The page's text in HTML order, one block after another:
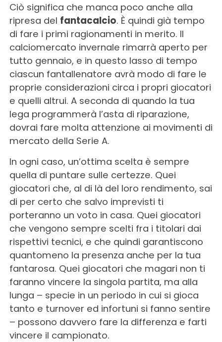
Ciò significa che manca poco anche alla
ripresa del fantacalcio. È quindi già tempo
di fare i primi ragionamenti in merito. Il
calciomercato invernale rimarrà aperto per
tutto gennaio, e in questo lasso di tempo
ciascun fantallenatore avrà modo di fare le
proprie considerazioni circa i propri giocatori
e quelli altrui. A seconda di quando la tua
lega programmerà l’asta di riparazione,
dovrai fare molta attenzione ai movimenti di
mercato della Serie A.
In ogni caso, un’ottima scelta è sempre
quella di puntare sulle certezze. Quei
giocatori che, al di là del loro rendimento, sai
di per certo che salvo imprevisti ti
porteranno un voto in casa. Quei giocatori
che vengono sempre scelti fra i titolari dai
rispettivi tecnici, e che quindi garantiscono
quantomeno la presenza anche per la tua
fantarosa. Quei giocatori che magari non ti
faranno vincere la singola partita, ma alla
lunga – specie in un periodo in cui si gioca
tanto e turnover ed infortuni si fanno sentire
– possono davvero fare la differenza e farti
vincere il campionato.